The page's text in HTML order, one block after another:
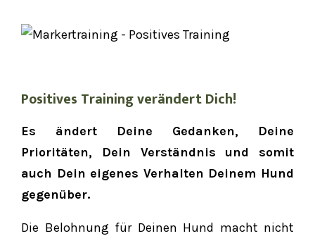
Positives Training verändert Dich!
Es ändert Deine Gedanken, Deine
Prioritäten, Dein Verständnis und somit
auch Dein eigenes Verhalten Deinem Hund
gegenüber.
Die Belohnung für Deinen Hund macht nicht